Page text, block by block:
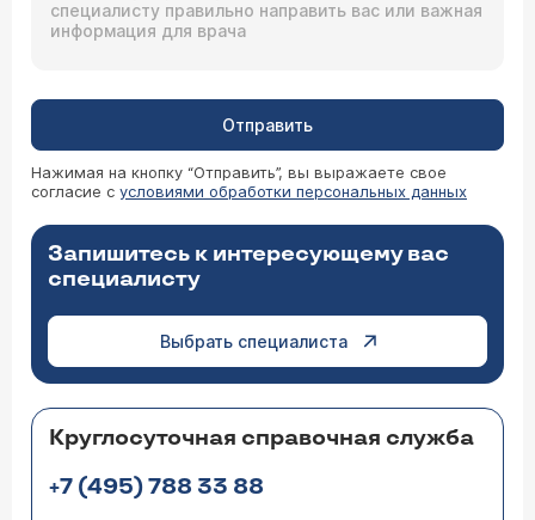
Отправить
Нажимая на кнопку “Отправить”, вы выражаете свое
согласие с условиями обработки персональных данных
Запишитесь к интересующему вас
специалисту
Выбрать специалиста
Круглосуточная справочная служба
+7 (495) 788 33 88